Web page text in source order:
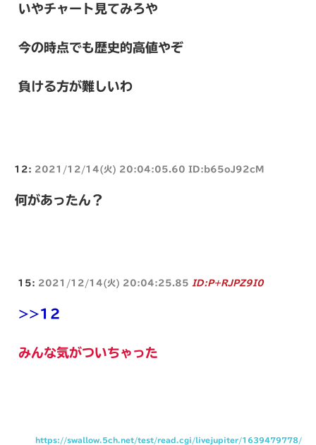
いやチャート見てみろや
今の時点でも歴史的高値やぞ
負ける方が難しいわ
12: 2021/12/14(火) 20:04:05.60 ID:b65oJ92cM
何があったん？
15: 2021/12/14(火) 20:04:25.85 ID:P+RJPZ9I0
>>12
みんな気がついちゃった
https://swallow.5ch.net/test/read.cgi/livejupiter/1639479778/